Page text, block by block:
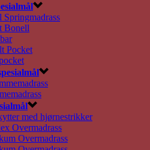
Bonell
Pocket
med hjørnestrikker
Overmadrass
Overmadrass